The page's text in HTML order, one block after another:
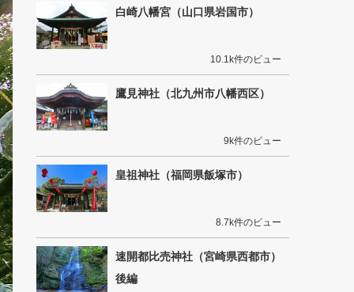
白崎八幡宮（山口県岩国市）
10.1k件のビュー
鷹見神社（北九州市八幡西区）
9k件のビュー
皇祖神社（福岡県飯塚市）
8.7k件のビュー
速開都比売神社（宮崎県西都市）
後編